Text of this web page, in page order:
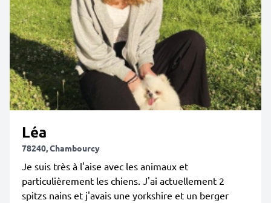
Léa
78240, Chambourcy
Je suis très à l'aise avec les animaux et
particulièrement les chiens. J'ai actuellement 2
spitzs nains et j'avais une yorkshire et un berger